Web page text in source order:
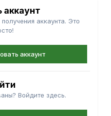
аккаунт
аккаунта. Это
аккаунт
Войдите здесь.